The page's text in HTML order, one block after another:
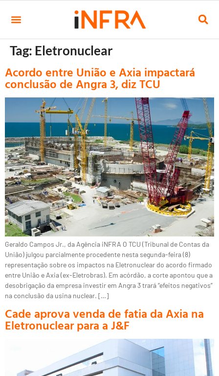
Tag: Eletronuclear
Acordo entre União e Axia impactará
conclusão de Angra 3, diz TCU
Geraldo Campos Jr., da Agência iNFRA O TCU (Tribunal de Contas da
União) julgou parcialmente procedente nesta segunda-feira (8)
representação sobre os impactos na Eletronuclear do acordo firmado
entre União e Axia (ex-Eletrobras). Em acórdão, a corte apontou que a
desobrigação da empresa investir em Angra 3 trará “efeitos negativos”
na conclusão da usina nuclear. […]
Cade aprova venda de fatia da Axia na
Eletronuclear para a J&F